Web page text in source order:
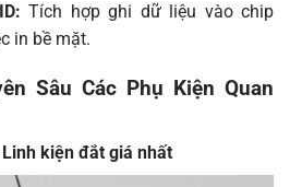
Tích hợp ghi dữ liệu vào chip
in bề mặt.
Sâu Các Phụ Kiện Quan
kiện đắt giá nhất